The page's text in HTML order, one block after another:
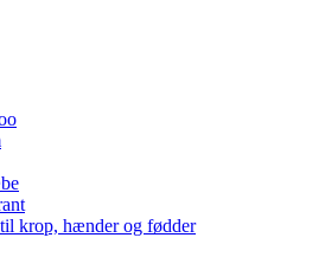
krop, hænder og fødder